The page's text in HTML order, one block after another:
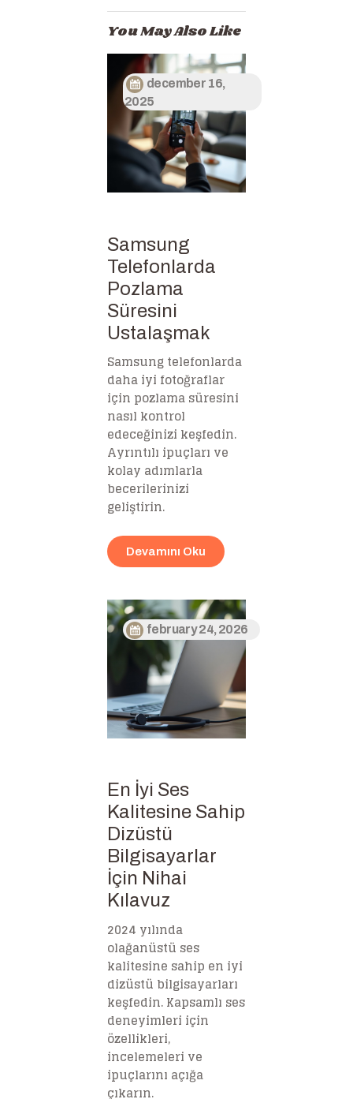
You May Also Like
december 16,
2025
Samsung
Telefonlarda
Pozlama
Süresini
Ustalaşmak
Samsung telefonlarda
daha iyi fotoğraflar
için pozlama süresini
nasıl kontrol
edeceğinizi keşfedin.
Ayrıntılı ipuçları ve
kolay adımlarla
becerilerinizi
geliştirin.
Devamını Oku
february 24, 2026
En İyi Ses
Kalitesine Sahip
Dizüstü
Bilgisayarlar
İçin Nihai
Kılavuz
2024 yılında
olağanüstü ses
kalitesine sahip en iyi
dizüstü bilgisayarları
keşfedin. Kapsamlı ses
deneyimleri için
özellikleri,
incelemeleri ve
ipuçlarını açığa
çıkarın.